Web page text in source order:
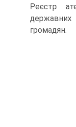
Реєстр
державних
громадян.